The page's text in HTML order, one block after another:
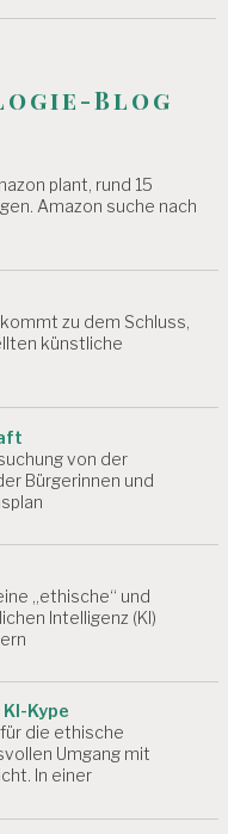
Blog
plant, rund 15
Amazon suche nach
zu dem Schluss,
künstliche
von der
Bürgerinnen und
„ethische“ und
Intelligenz (KI)
Kype
die ethische
Umgang mit
In einer